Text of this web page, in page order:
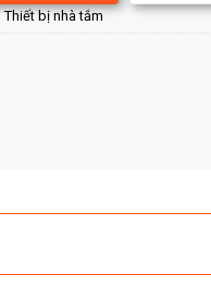
Thiết bị nhà tắm